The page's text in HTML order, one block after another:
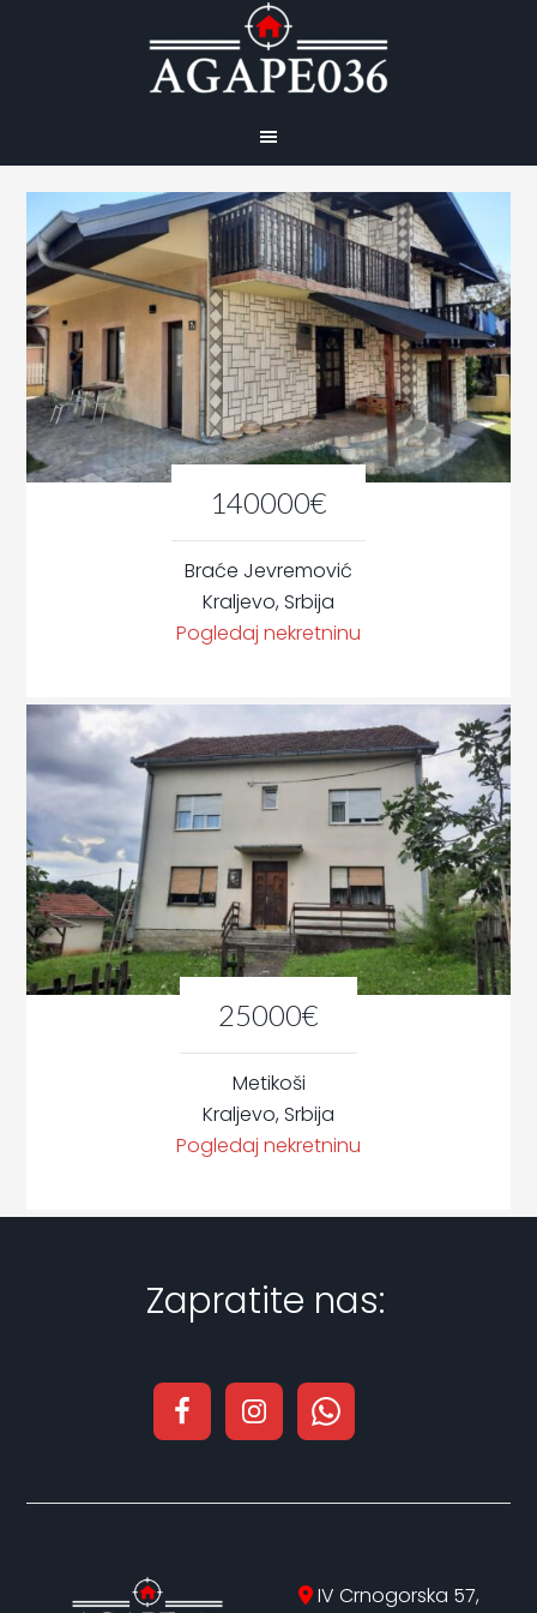
140000€
Braće Jevremović
Kraljevo, Srbija
Pogledaj nekretninu
25000€
Metikoši
Kraljevo, Srbija
Pogledaj nekretninu
Zapratite nas:
IV Crnogorska 57,